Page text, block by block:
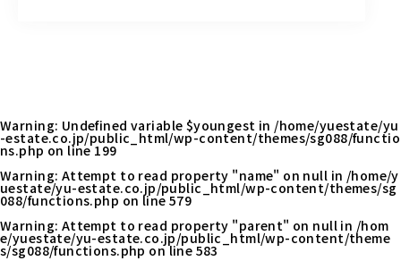
Warning: Undefined variable $youngest in /home/yuestate/yu
-estate.co.jp/public_html/wp-content/themes/sg088/functio
ns.php on line199
Warning: Attempt to read property "name" on null in /home/y
uestate/yu-estate.co.jp/public_html/wp-content/themes/sg
088/functions.php on line 579
Warning: Attempt to read property "parent" on null in /hom
e/yuestate/yu-estate.co.jp/public_html/wp-content/theme
s/sg088/functions.php on line 583